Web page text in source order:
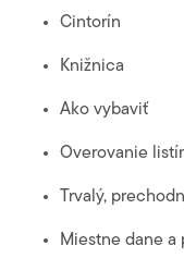
Cintorín
Knižnica
Ako vybaviť
Overovanie
Trvalý,
Miestne dane a